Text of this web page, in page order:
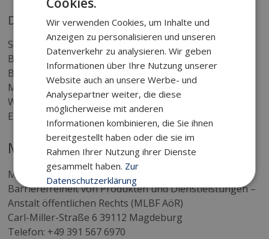
Durchsetzungsstelle
Schlichtungsstelle BGG beim Beauftragten der
Bundesregierung für die Belange von Menschen mit
Behinderungen
Mauerstraße 53 10117 Berlin
Web: www.schlichtungsstelle-bgg.de
E-Mail: info@schlichtungsstelle-bgg.de
Marktüberwachungsbehörde
Marktüberwachungsstelle der Länder für die
Barrierefreiheit von Produkten und Dienstleistungen –
Anstalt öffentlichen Rechts (MLBF AöR)
Carl-Miller-Straße 6 39112 Magdeburg
Telefon: +49 391 567 6970
Wir verwenden Cookies, um Inhalte und
Anzeigen zu personalisieren und unseren
Datenverkehr zu analysieren. Wir geben
Informationen über Ihre Nutzung unserer
Website auch an unsere Werbe- und
Analysepartner weiter, die diese
möglicherweise mit anderen
Informationen kombinieren, die Sie ihnen
bereitgestellt haben oder die sie im
Rahmen Ihrer Nutzung ihrer Dienste
gesammelt haben. Zur
Datenschutzerklärung
Unbedingt
erforderlich
Performance